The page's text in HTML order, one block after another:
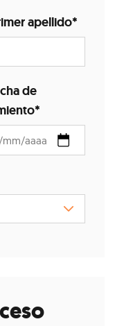
apellido*
de
*